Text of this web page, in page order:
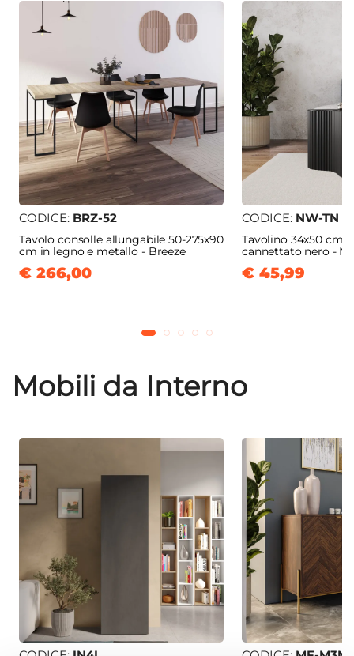
CODICE: BRZ-52
Tavolo consolle allungabile 50-275x90
cm in legno e metallo - Breeze
€ 266,00
CODICE: NW-TN
Tavolino 34x50 cm
cannettato nero -
€ 45,99
Mobili da Interno